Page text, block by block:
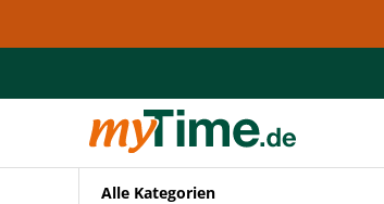
Zur Navigation springen
Alle Kategorien